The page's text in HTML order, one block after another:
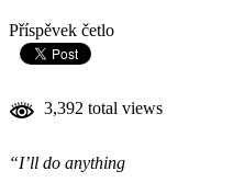
Příspěvek četlo
3,392 total views
“I’ll do anything